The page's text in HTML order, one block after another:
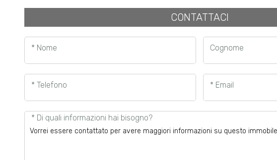
CONTATTACI
* Nome Cognome
* Telefono * Email
* Di quali informazioni hai bisogno?